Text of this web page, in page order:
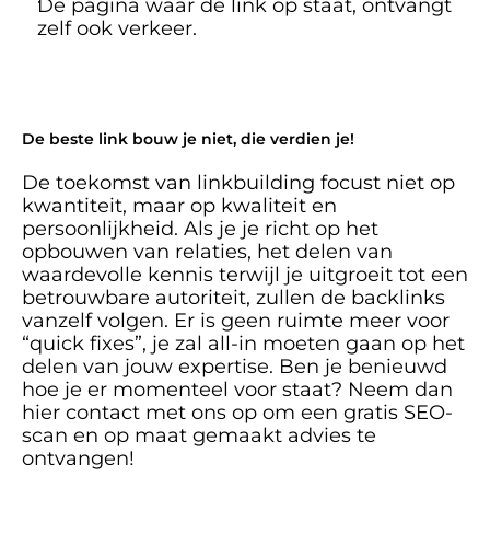
De pagina waar de link op staat, ontvangt
zelf ook verkeer.
De beste link bouw je niet, die verdien je!
De toekomst van linkbuilding focust niet op
kwantiteit, maar op kwaliteit en
persoonlijkheid. Als je je richt op het
opbouwen van relaties, het delen van
waardevolle kennis terwijl je uitgroeit tot een
betrouwbare autoriteit, zullen de backlinks
vanzelf volgen. Er is geen ruimte meer voor
“quick fixes”, je zal all-in moeten gaan op het
delen van jouw expertise. Ben je benieuwd
hoe je er momenteel voor staat? Neem dan
hier contact met ons op om een gratis SEO-
scan en op maat gemaakt advies te
ontvangen!